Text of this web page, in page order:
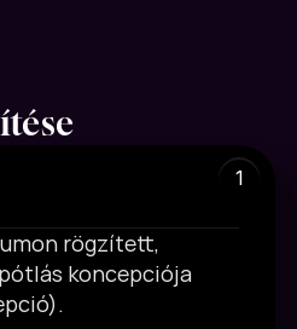
rögzített,
koncepciója
1